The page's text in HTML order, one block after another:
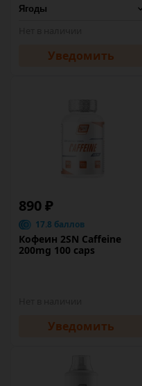
Уведомить
890 ₽
17.8 баллов
Кофеин 2SN Caffeine
200mg 100 caps
Уведомить